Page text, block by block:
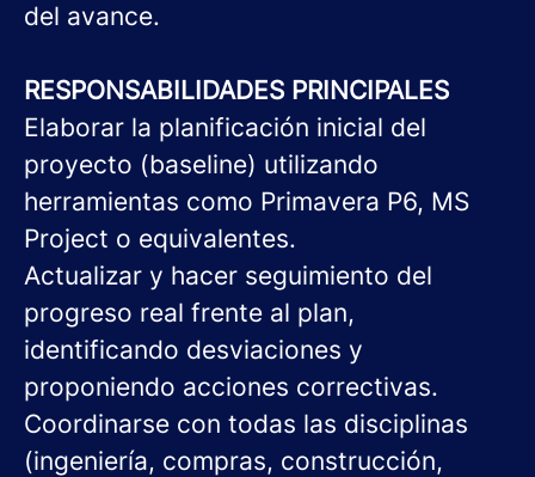
del avance.
RESPONSABILIDADES PRINCIPALES
Elaborar la planificación inicial del
proyecto (baseline) utilizando
herramientas como Primavera P6, MS
Project o equivalentes.
Actualizar y hacer seguimiento del
progreso real frente al plan,
identificando desviaciones y
proponiendo acciones correctivas.
Coordinarse con todas las disciplinas
(ingeniería, compras, construcción,